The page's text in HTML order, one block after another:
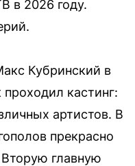
в 2026 году.
Кубринский в
кастинг:
артистов. В
прекрасно
главную